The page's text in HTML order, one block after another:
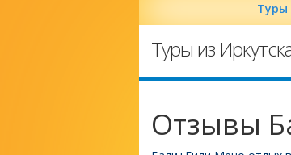
Туры
Туры из
Отзывы